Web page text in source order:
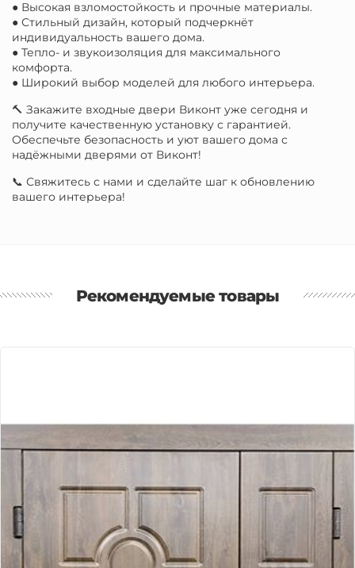
● Высокая взломостойкость и прочные материалы.
● Стильный дизайн, который подчеркнёт
индивидуальность вашего дома.
● Тепло- и звукоизоляция для максимального
комфорта.
● Широкий выбор моделей для любого интерьера.
🔨 Закажите входные двери Виконт уже сегодня и
получите качественную установку с гарантией.
Обеспечьте безопасность и уют вашего дома с
надёжными дверями от Виконт!
📞 Свяжитесь с нами и сделайте шаг к обновлению
вашего интерьера!
Рекомендуемые товары